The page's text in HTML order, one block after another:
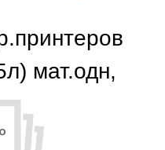
мат.одн,